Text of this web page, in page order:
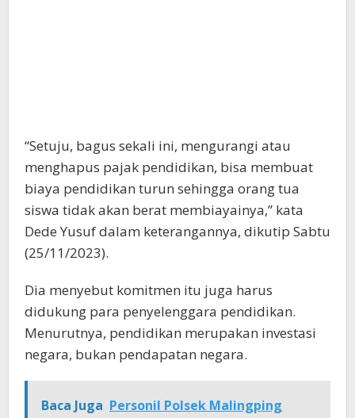
“Setuju, bagus sekali ini, mengurangi atau
menghapus pajak pendidikan, bisa membuat
biaya pendidikan turun sehingga orang tua
siswa tidak akan berat membiayainya,” kata
Dede Yusuf dalam keterangannya, dikutip Sabtu
(25/11/2023).
Dia menyebut komitmen itu juga harus
didukung para penyelenggara pendidikan.
Menurutnya, pendidikan merupakan investasi
negara, bukan pendapatan negara.
Baca Juga Personil Polsek Malingping